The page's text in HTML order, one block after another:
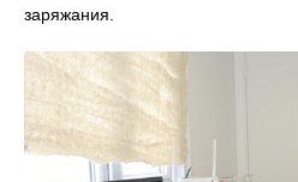
заряжания.